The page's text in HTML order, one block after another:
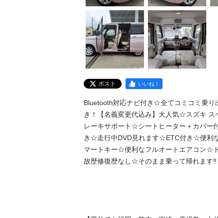
ポスト いいね！
Bluetooth対応ナビ付き☆全てコミコミ乗り
き！【名義変更代込み】大人気☆スズキ ス
レーキサポート☆シートヒーター＋カバー
き☆走行中DVD見れます☆ETC付き☆便利
マートキー☆便利なフルオートエアコン☆
故歴修復歴なし☆そのまま乗って帰れます‼️